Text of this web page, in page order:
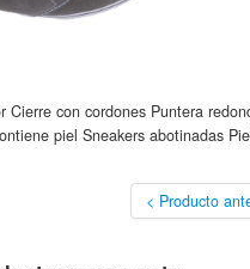
Cierre con cordones Puntera
piel Sneakers abotinadas
< Producto